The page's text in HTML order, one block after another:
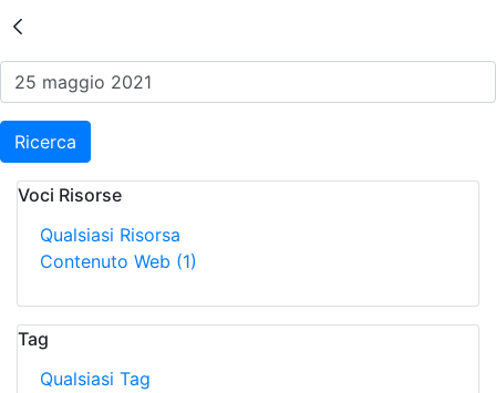
Risultati della Ricerca -
Ricerca
Voci Risorse
Qualsiasi Risorsa
Contenuto Web (1)
Tag
Qualsiasi Tag